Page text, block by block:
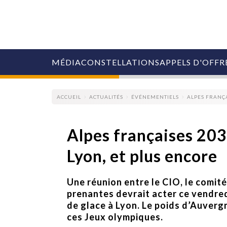
MÉDIA
COLLECTIVITÉS
MARQUES
AGENCES
RETAIL
MÉDIAS
MANAGEMENT
ÉVÉNEMENTIELS
CONSTELLATIONSAPPELS
ACCUEIL ACTUALITÉS ÉVÉNEMENTIELS ALPES
Alpes françaises
Lyon, et plus encore
Une réunion entre le CIO, le
prenantes devrait acter ce
de glace à Lyon. Le poids
ces Jeux olympiques.